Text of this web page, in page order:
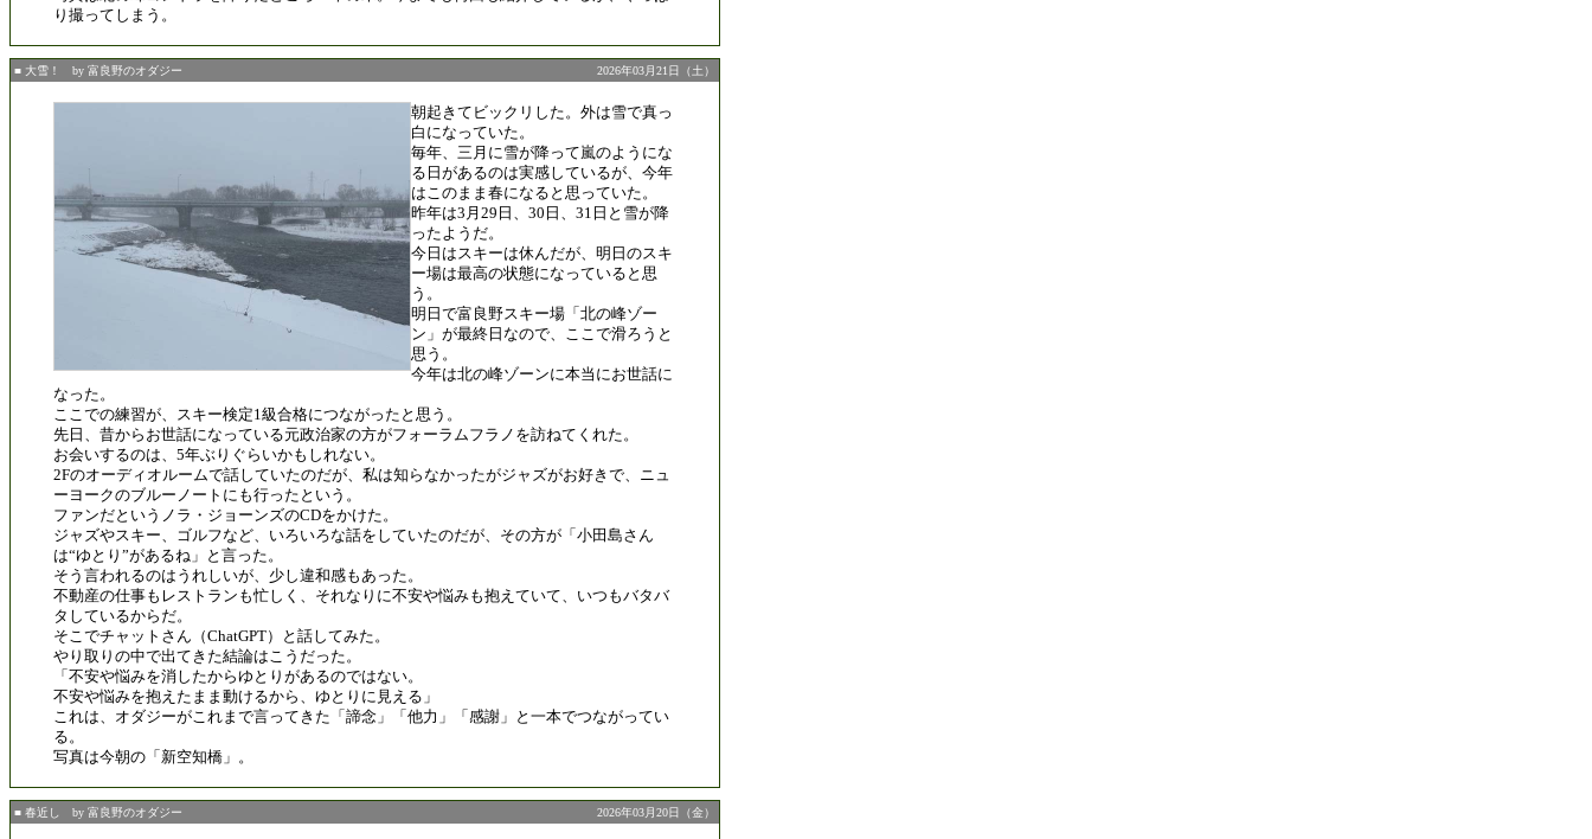
り撮ってしまう。
■ 大雪！ by 富良野のオダジー 2026年03月21日（土）
朝起きてビックリした。外は雪で真っ
白になっていた。
毎年、三月に雪が降って嵐のようにな
る日があるのは実感しているが、今年
はこのまま春になると思っていた。
昨年は3月29日、30日、31日と雪が降
ったようだ。
今日はスキーは休んだが、明日のスキ
ー場は最高の状態になっていると思
う。
明日で富良野スキー場「北の峰ゾー
ン」が最終日なので、ここで滑ろうと
思う。
今年は北の峰ゾーンに本当にお世話に
なった。
ここでの練習が、スキー検定1級合格につながったと思う。
先日、昔からお世話になっている元政治家の方がフォーラムフラノを訪ねてくれた。
お会いするのは、5年ぶりぐらいかもしれない。
2Fのオーディオルームで話していたのだが、私は知らなかったがジャズがお好きで、ニュ
ーヨークのブルーノートにも行ったという。
ファンだというノラ・ジョーンズのCDをかけた。
ジャズやスキー、ゴルフなど、いろいろな話をしていたのだが、その方が「小田島さん
は“ゆとり”があるね」と言った。
そう言われるのはうれしいが、少し違和感もあった。
不動産の仕事もレストランも忙しく、それなりに不安や悩みも抱えていて、いつもバタバ
タしているからだ。
そこでチャットさん（ChatGPT）と話してみた。
やり取りの中で出てきた結論はこうだった。
「不安や悩みを消したからゆとりがあるのではない。
不安や悩みを抱えたまま動けるから、ゆとりに見える」
これは、オダジーがこれまで言ってきた「諦念」「他力」「感謝」と一本でつながってい
る。
写真は今朝の「新空知橋」。
■ 春近し by 富良野のオダジー 2026年03月20日（金）